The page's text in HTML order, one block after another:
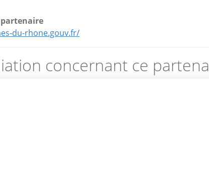
du-rhone.gouv.fr/
concernant ce